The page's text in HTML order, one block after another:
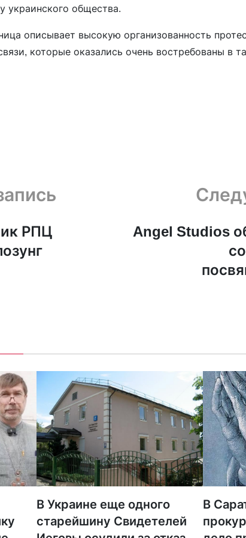
украинского общества.
описывает высокую организованность
которые оказались очень востребованы в
запись
РПЦ
Angel Studios
В Украине еще одного
старейшину Свидетелей
В